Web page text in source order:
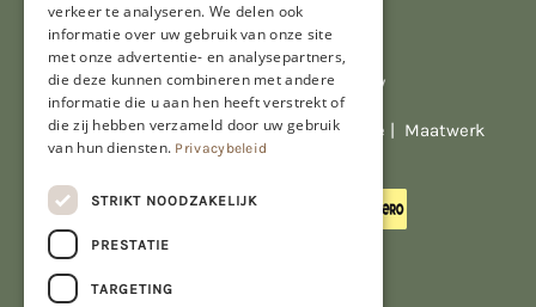
Al onze prijzen zijn incl. BTW
© Copyright 2026 Limburgs Bakwinkeltje | Maatwerk
website webmix
verkeer te analyseren. We delen ook
informatie over uw gebruik van onze site
met onze advertentie- en analysepartners,
die deze kunnen combineren met andere
informatie die u aan hen heeft verstrekt of
die zij hebben verzameld door uw gebruik
van hun diensten. Privacybeleid
STRIKT NOODZAKELIJK
PRESTATIE
TARGETING